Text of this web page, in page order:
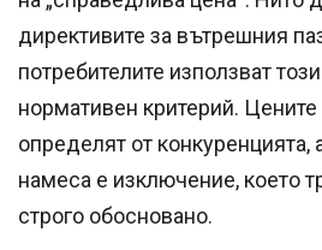
директивите за вътрешния
потребителите използват
нормативен критерий.
определят от конкуренцията,
намеса е изключение, което
строго обосновано.